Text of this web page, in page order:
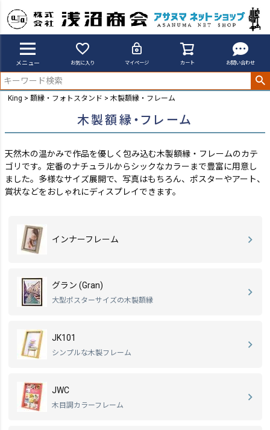
メニュー お気に入り マイページ カート お問い合わせ
King 額縁・フォトスタンド 木製額縁・フレーム
木製額縁・フレーム
天然木の温かみで作品を優しく包み込む木製額縁・フレームのカテ
ゴリです。定番のナチュラルからシックなカラーまで豊富に用意し
ました。 多様なサイズ展開で、写真はもちろん、ポスターやアート、
賞状などをおしゃれにディスプレイできます。
インナーフレーム
グラン (Gran)
大型ポスターサイズの木製額縁
JK101
シンプルな木製フレーム
JWC
木目調カラーフレーム